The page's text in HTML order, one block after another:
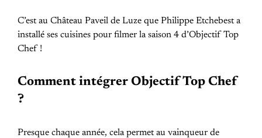
C’est au Château Paveil de Luze que Philippe Etchebest a
installé ses cuisines pour filmer la saison 4 d’Objectif Top
Chef !
Comment intégrer Objectif Top Chef
?
Presque chaque année, cela permet au vainqueur de